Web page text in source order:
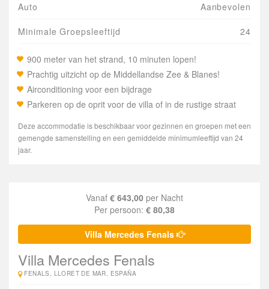
Auto Aanbevolen
Minimale Groepsleeftijd 24
900 meter van het strand, 10 minuten lopen!
Prachtig uitzicht op de Middellandse Zee & Blanes!
Airconditioning voor een bijdrage
Parkeren op de oprit voor de villa of in de rustige straat
Deze accommodatie is beschikbaar voor gezinnen en groepen met een
gemengde samenstelling en een gemiddelde minimumleeftijd van 24
jaar.
Vanaf € 643,00 per Nacht
Per persoon: € 80,38
Villa Mercedes Fenals
Villa Mercedes Fenals
FENALS, LLORET DE MAR, ESPAÑA